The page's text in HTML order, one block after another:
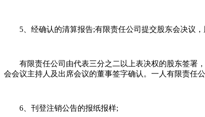
5、经确认的清算报告;有限责任公司提交股东会决议，
有限责任公司由代表三分之二以上表决权的股东签署，
会会议主持人及出席会议的董事签字确认。一人有限责任
6、刊登注销公告的报纸报样;